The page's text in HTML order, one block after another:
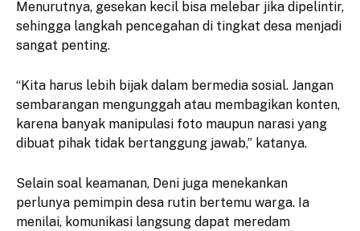
Menurutnya, gesekan kecil bisa melebar jika dipelintir,
sehingga langkah pencegahan di tingkat desa menjadi
sangat penting.
“Kita harus lebih bijak dalam bermedia sosial. Jangan
sembarangan mengunggah atau membagikan konten,
karena banyak manipulasi foto maupun narasi yang
dibuat pihak tidak bertanggung jawab,” katanya.
Selain soal keamanan, Deni juga menekankan
perlunya pemimpin desa rutin bertemu warga. Ia
menilai, komunikasi langsung dapat meredam